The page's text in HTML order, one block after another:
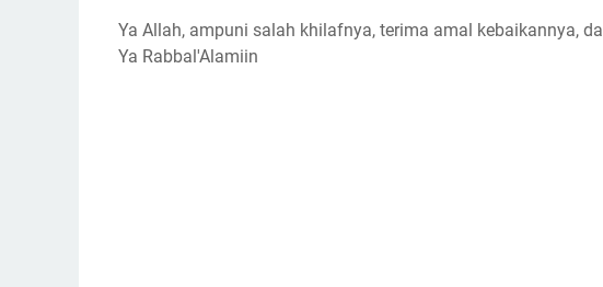
Ya Allah, ampuni salah khilafnya, terima amal kebaikannya,
Ya Rabbal'Alamiin